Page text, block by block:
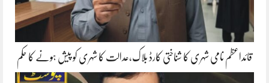
قائداعظم نامی شہری کا شناختی کارڈ بلاک،عدالت کا شہری کو پیش ہونے کا حکم